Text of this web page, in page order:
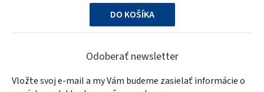
5
hviezdičiek.
DO KOŠÍKA
Odoberať newsletter
Vložte svoj e-mail a my Vám budeme zasielať informácie o